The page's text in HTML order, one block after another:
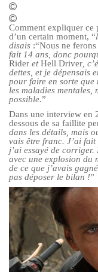
Comment expliquer ce
d’un certain moment, “
disais :“Nous ne
fait 14 ans, donc
Rider etHell Driver ,
dettes, et je dépensais
pour faire en sorte que
les maladies mentales,
possible. ”
Dans une interview en
dessous de sa faillite
dans les détails, mais
vais être franc. J’ai fait
j’ai essayé de
avec une explosion du
de ce que j’avais
pas déposer le bilan !”